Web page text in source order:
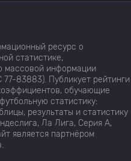
ресурс о
статистике,
массовой информации
83883). Публикует рейтинги
обучающие
статистику:
результаты и статистику
Ла Лига, Серия А,
является партнёром